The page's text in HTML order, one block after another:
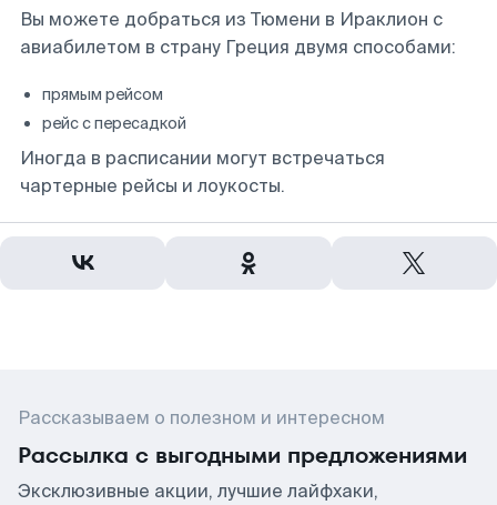
Вы можете добраться из Тюмени в Ираклион с
авиабилетом в страну Греция двумя способами:
прямым рейсом
рейс с пересадкой
Иногда в расписании могут встречаться
чартерные рейсы и лоукосты.
Рассказываем о полезном и интересном
Рассылка с выгодными предложениями
Эксклюзивные акции, лучшие лайфхаки,